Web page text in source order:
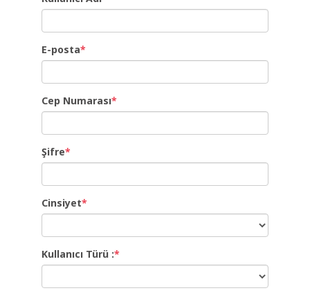
E-posta*
Cep Numarası*
Şifre*
Cinsiyet*
Kullanıcı Türü :*